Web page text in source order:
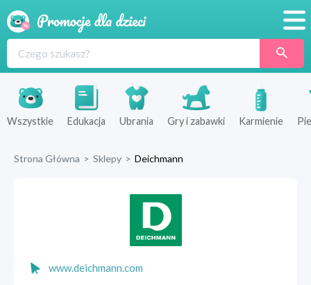
Produkty
Sklepy
Wszystkie Edukacja Ubrania Gry i zabawki Karmienie
Strona Główna > Sklepy > Deichmann
www.deichmann.com